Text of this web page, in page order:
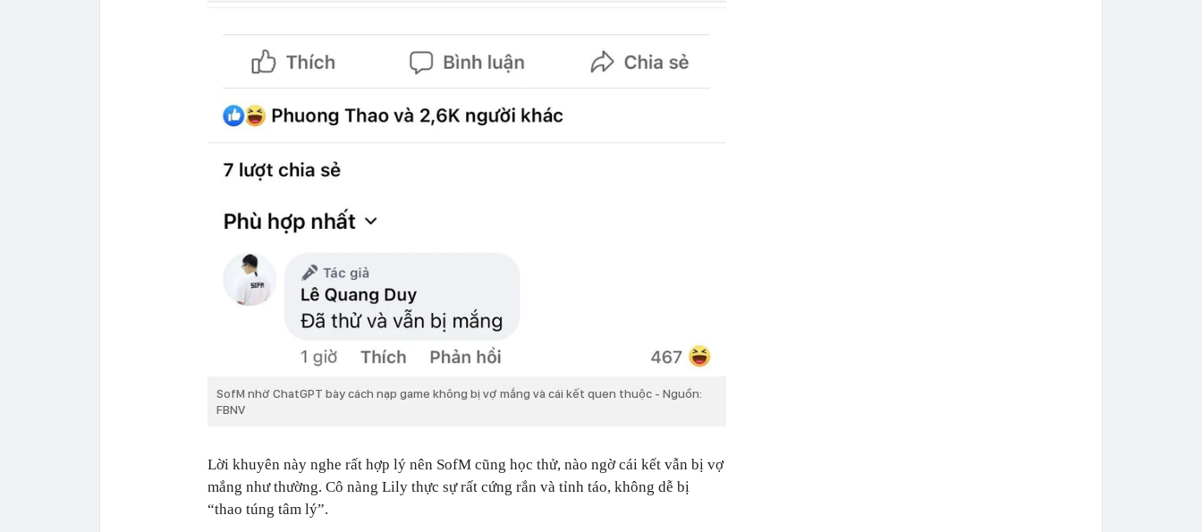
SofM nhờ ChatGPT bày cách nạp game không bị vợ mắng và cái kết quen thuộc - Nguồn:
FBNV
Lời khuyên này nghe rất hợp lý nên SofM cũng học thử, nào ngờ cái kết vẫn bị vợ
mắng như thường. Cô nàng Lily thực sự rất cứng rắn và tỉnh táo, không dễ bị
“thao túng tâm lý”.